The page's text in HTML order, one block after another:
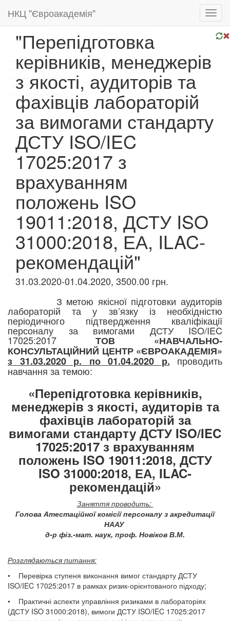
НКЦ "Євроакадемія"
"Перепідготовка
керівників, менеджерів
з якості, аудиторів та
фахівців лабораторій
за вимогами стандарту
ДСТУ ISO/IEC
17025:2017 з
врахуванням
положень ISO
19011:2018, ДСТУ ISO
31000:2018, ЕА, ILAC-
рекомендацій"
31.03.2020-01.04.2020, 3500.00 грн.
З метою якісної підготовки аудиторів
лабораторій та у зв’язку із необхідністю
періодичного підтвердження кваліфікації
персоналу за вимогами ДСТУ ISO/IEC
17025:2017 ТОВ «НАВЧАЛЬНО-
КОНСУЛЬТАЦІЙНИЙ ЦЕНТР «ЄВРОАКАДЕМІЯ»
з 31.03.2020 р. по 01.04.2020 р. проводить
навчання за темою:
«Перепідготовка керівників,
менеджерів з якості, аудиторів та
фахівців лабораторій за
вимогами стандарту ДСТУ ISO/IEC
17025:2017 з врахуванням
положень ISO 19011:2018, ДСТУ
ISO 31000:2018, ЕА, ILAC-
рекомендацій»
Заняття проводить:
Голова Атестаційної комісії персоналу з акредитації
НААУ
д-р фіз.-мат. наук, проф. Новіков В.М.
Розглядаються питання:
• Перевірка ступеня виконання вимог стандарту ДСТУ
ISO/IEC 17025:2017 в рамках ризик-орієнтованого підходу;
• Практичні аспекти управління ризиками в лабораторіях
(ДСТУ ISO 31000:2018), вимоги ДСТУ ISO/IEC 17025:2017